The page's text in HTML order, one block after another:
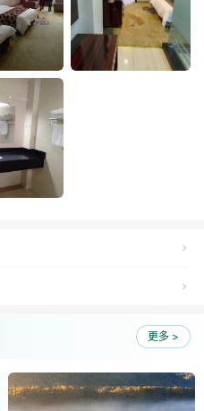
更多 >